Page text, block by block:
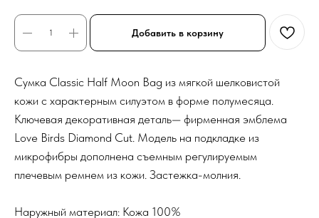
Добавить в корзину
Сумка Classic Half Moon Bag из мягкой шелковистой
кожи с характерным силуэтом в форме полумесяца.
Ключевая декоративная деталь— фирменная эмблема
Love Birds Diamond Cut. Модель на подкладке из
микрофибры дополнена съемным регулируемым
плечевым ремнем из кожи. Застежка-молния.
Наружный материал: Кожа 100%